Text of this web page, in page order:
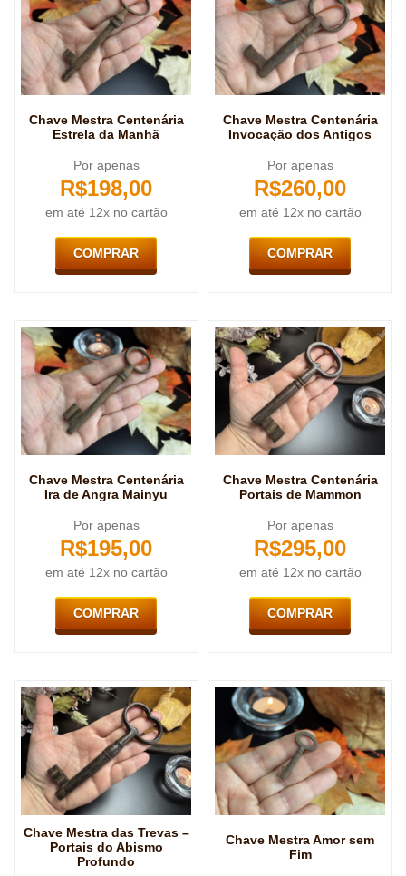
Chave Mestra Centenária
Estrela da Manhã
Por apenas
R$198,00
em até 12x no cartão
COMPRAR
Chave Mestra Centenária
Invocação dos Antigos
Por apenas
R$260,00
em até 12x no cartão
COMPRAR
Chave Mestra Centenária
Ira de Angra Mainyu
Por apenas
R$195,00
em até 12x no cartão
COMPRAR
Chave Mestra Centenária
Portais de Mammon
Por apenas
R$295,00
em até 12x no cartão
COMPRAR
Chave Mestra das Trevas –
Portais do Abismo
Profundo
Chave Mestra Amor sem
Fim